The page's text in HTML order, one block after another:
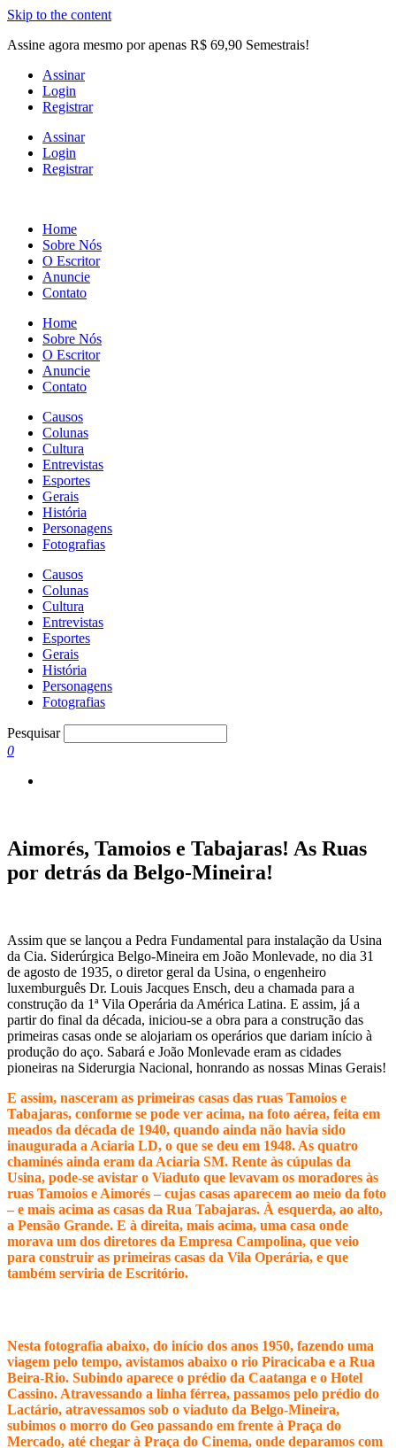
Skip to the content
Assine agora mesmo por apenas R$ 69,90 Semestrais!
Assinar
Login
Registrar
Assinar
Login
Registrar
Home
Sobre Nós
O Escritor
Anuncie
Contato
Home
Sobre Nós
O Escritor
Anuncie
Contato
Causos
Colunas
Cultura
Entrevistas
Esportes
Gerais
História
Personagens
Fotografias
Causos
Colunas
Cultura
Entrevistas
Esportes
Gerais
História
Personagens
Fotografias
Pesquisar
0
Aimorés, Tamoios e Tabajaras! As Ruas
por detrás da Belgo-Mineira!
Assim que se lançou a Pedra Fundamental para instalação da Usina
da Cia. Siderúrgica Belgo-Mineira em João Monlevade, no dia 31
de agosto de 1935, o diretor geral da Usina, o engenheiro
luxemburguês Dr. Louis Jacques Ensch, deu a chamada para a
construção da 1ª Vila Operária da América Latina. E assim, já a
partir do final da década, iniciou-se a obra para a construção das
primeiras casas onde se alojariam os operários que dariam início à
produção do aço. Sabará e João Monlevade eram as cidades
pioneiras na Siderurgia Nacional, honrando as nossas Minas Gerais!
E assim, nasceram as primeiras casas das ruas Tamoios e
Tabajaras, conforme se pode ver acima, na foto aérea, feita em
meados da década de 1940, quando ainda não havia sido
inaugurada a Aciaria LD, o que se deu em 1948. As quatro
chaminés ainda eram da Aciaria SM. Rente às cúpulas da
Usina, pode-se avistar o Viaduto que levavam os moradores às
ruas Tamoios e Aimorés – cujas casas aparecem ao meio da foto
– e mais acima as casas da Rua Tabajaras. À esquerda, ao alto,
a Pensão Grande. E à direita, mais acima, uma casa onde
morava um dos diretores da Empresa Campolina, que veio
para construir as primeiras casas da Vila Operária, e que
também serviria de Escritório.
Nesta fotografia abaixo, do início dos anos 1950, fazendo uma
viagem pelo tempo, avistamos abaixo o rio Piracicaba e a Rua
Beira-Rio. Subindo aparece o prédio da Caatanga e o Hotel
Cassino. Atravessando a linha férrea, passamos pelo prédio do
Lactário, atravessamos sob o viaduto da Belgo-Mineira,
subimos o morro do Geo passando em frente à Praça do
Mercado, até chegar à Praça do Cinema, onde deparamos com